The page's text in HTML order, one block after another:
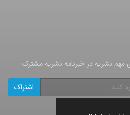
مهم نشریه در خبرنامه نشریه مشترک
اشتراک